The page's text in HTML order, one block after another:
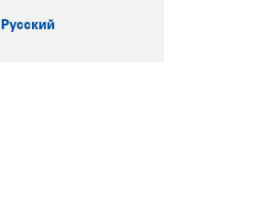
Русский